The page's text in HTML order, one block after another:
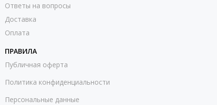
Ответы на вопросы
Доставка
Оплата
ПРАВИЛА
Публичная оферта
Политика конфиденциальности
Персональные данные